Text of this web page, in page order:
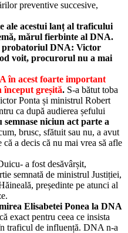
preventive succesive,
ale acestui lanț al traficului
mărul fierbinte al DNA.
probatoriul DNA: Victor
voit, procurorul nu a mai
în acest foarte important
început greșită. S-a bătut toba
Ponta și ministrul Robert
ca după audierea șefului
semnase niciun act parte a
brusc, sfătuit sau nu, a avut
a decis că nu mai vrea să afle
a fost desăvârșit,
semnată de ministrul Justiției,
președinte pe atunci al
Elisabetei Ponea la DNA
exact pentru ceea ce insista
traficul de influență. DNA n-a